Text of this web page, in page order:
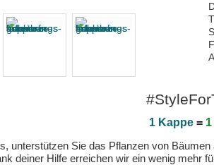
1 Kappe =
unterstützen Sie das Pflanzen von
deiner Hilfe erreichen wir ein wenig mehr